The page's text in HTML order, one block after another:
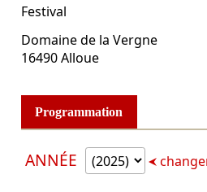
Festival
Domaine de la Vergne
16490 Alloue
Programmation
ANNÉE